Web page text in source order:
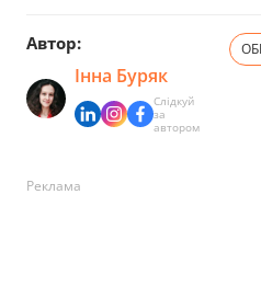
Автор:
Інна Буряк
Слідкуй
за
автором
Реклама